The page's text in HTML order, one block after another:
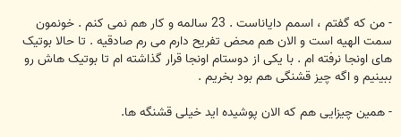
- من که گفتم ، اسمم دایاناست . 23 سالمه و کار هم نمی کنم . خونمون
سمت الهیه است و الان هم محض تفریح دارم می رم صادقیه . تا حالا بوتیک
های اونجا نرفته ام . با یکی از دوستام اونجا قرار گذاشته ام تا بوتیک هاش رو
ببینیم و اگه چیز قشنگی هم بود بخریم .
- همین چیزایی هم که الان پوشیده اید خیلی قشنگه ها.